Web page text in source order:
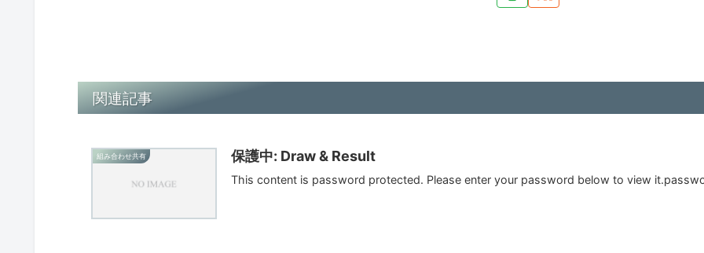
関連記事
組み合わせ共有 保護中: Draw & Result
This content is password protected. Please enter your password below to view